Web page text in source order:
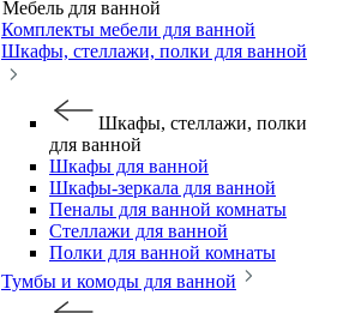
Мебель для ванной
Комплекты мебели для ванной
Шкафы, стеллажи, полки для ванной
Шкафы, стеллажи, полки
для ванной
Шкафы для ванной
Шкафы-зеркала для ванной
Пеналы для ванной комнаты
Стеллажи для ванной
Полки для ванной комнаты
Тумбы и комоды для ванной